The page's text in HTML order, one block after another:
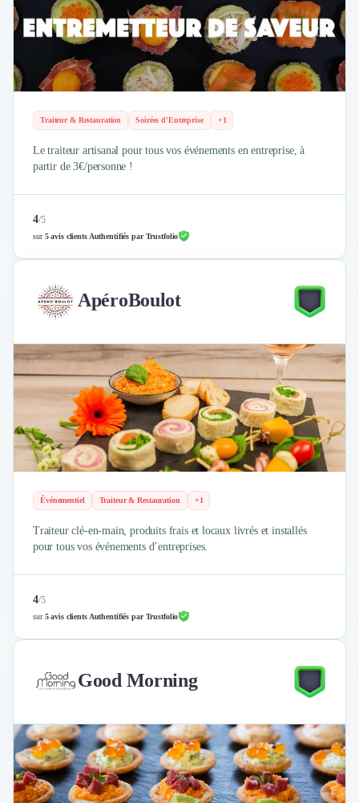
Traiteur & Restauration Soirées d'Entreprise +1
Le traiteur artisanal pour tous vos événements en entreprise, à
partir de 3€/personne !
4/5
sur5 avis clients Authentifiés par Trustfolio
ApéroBoulot
Événementiel Traiteur & Restauration +1
Traiteur clé-en-main, produits frais et locaux livrés et installés
pour tous vos événements d’entreprises.
4/5
sur5 avis clients Authentifiés par Trustfolio
Good Morning